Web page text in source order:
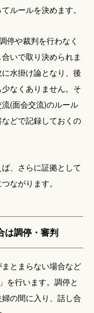
ルールを決めます。
停や裁判を行わなく
いで取り決められま
水掛け論となり、後
なくありません。そ
(面会交流)のルール
どで記録しておくの
、さらに証拠として
ながります。
は調停・審判
とまらない場合など
を行います。調停と
の間に入り、話し合